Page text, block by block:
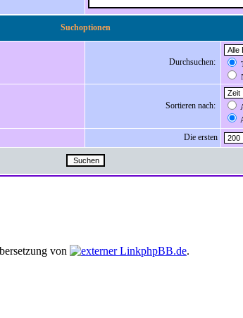
Suchoptionen
Durchsuchen:
Sortieren nach:
Die ersten
von phpBB.de.